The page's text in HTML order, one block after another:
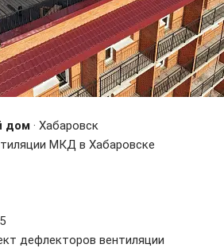
дом · Хабаровск
МКД в Хабаровске
дефлекторов вентиляции